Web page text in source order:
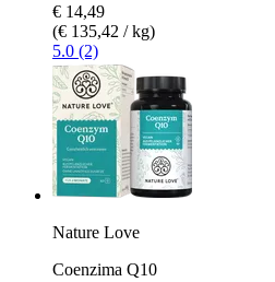
€ 14,49
(€ 135,42 / kg)
5.0 (2)
Nature Love
Coenzima Q10